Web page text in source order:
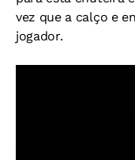
vez que a calço e
jogador.